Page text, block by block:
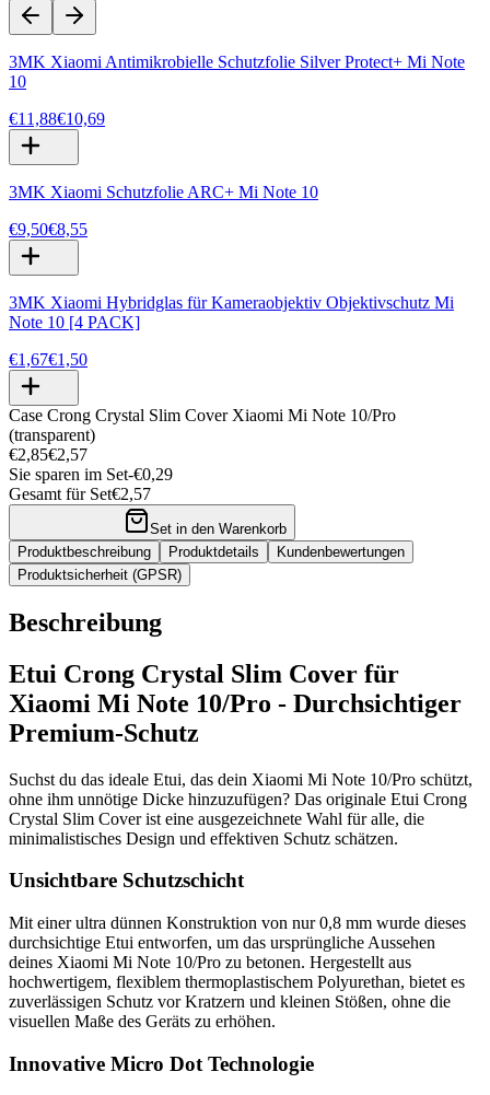
3MK Xiaomi Antimikrobielle Schutzfolie Silver Protect+ Mi Note
10
€11,88€10,69
3MK Xiaomi Schutzfolie ARC+ Mi Note 10
€9,50€8,55
3MK Xiaomi Hybridglas für Kameraobjektiv Objektivschutz Mi
Note 10 [4 PACK]
€1,67€1,50
Case Crong Crystal Slim Cover Xiaomi Mi Note 10/Pro
(transparent)
€2,85€2,57
Sie sparen im Set-€0,29
Gesamt für Set€2,57
Set in den Warenkorb
Produktbeschreibung
Produktdetails
Kundenbewertungen
Produktsicherheit (GPSR)
Beschreibung
Etui Crong Crystal Slim Cover für
Xiaomi Mi Note 10/Pro - Durchsichtiger
Premium-Schutz
Suchst du das ideale Etui, das dein Xiaomi Mi Note 10/Pro schützt,
ohne ihm unnötige Dicke hinzuzufügen? Das originale Etui Crong
Crystal Slim Cover ist eine ausgezeichnete Wahl für alle, die
minimalistisches Design und effektiven Schutz schätzen.
Unsichtbare Schutzschicht
Mit einer ultra dünnen Konstruktion von nur 0,8 mm wurde dieses
durchsichtige Etui entworfen, um das ursprüngliche Aussehen
deines Xiaomi Mi Note 10/Pro zu betonen. Hergestellt aus
hochwertigem, flexiblem thermoplastischem Polyurethan, bietet es
zuverlässigen Schutz vor Kratzern und kleinen Stößen, ohne die
visuellen Maße des Geräts zu erhöhen.
Innovative Micro Dot Technologie